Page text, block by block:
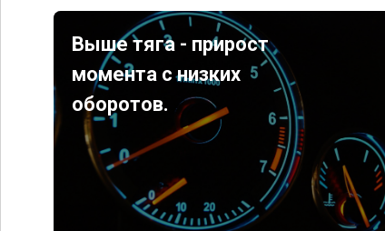
Выше тяга - прирост
момента с низких
оборотов.